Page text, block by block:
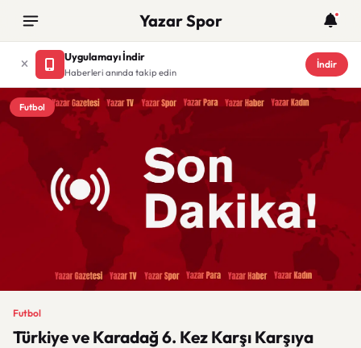
Yazar Spor
Uygulamayı İndir
Haberleri anında takip edin
İndir
Futbol
Futbol
Türkiye ve Karadağ 6. Kez Karşı Karşıya